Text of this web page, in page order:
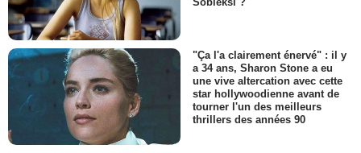
"Ça l'a clairement énervé" : il y
a 34 ans, Sharon Stone a eu
une vive altercation avec cette
star hollywoodienne avant de
tourner l'un des meilleurs
thrillers des années 90